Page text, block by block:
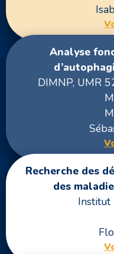
Analyse
DIMNP, UMR
Recherche des
des
Institut